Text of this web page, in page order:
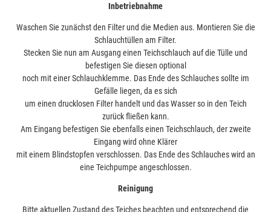
Inbetriebnahme
Waschen Sie zunächst den Filter und die Medien aus. Montieren Sie die
Schlauchtüllen am Filter.
Stecken Sie nun am Ausgang einen Teichschlauch auf die Tülle und
befestigen Sie diesen optional
noch mit einer Schlauchklemme. Das Ende des Schlauches sollte im
Gefälle liegen, da es sich
um einen drucklosen Filter handelt und das Wasser so in den Teich
zurück fließen kann.
Am Eingang befestigen Sie ebenfalls einen Teichschlauch, der zweite
Eingang wird ohne Klärer
mit einem Blindstopfen verschlossen. Das Ende des Schlauches wird an
eine Teichpumpe angeschlossen.
Reinigung
Bitte aktuellen Zustand des Teiches beachten und entsprechend die